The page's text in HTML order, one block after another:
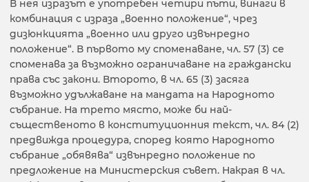
В нея изразът е употребен четири пъти, винаги в
комбинация с израза „военно положение“, чрез
дизюнкцията „военно или друго извънредно
положение“. В първото му споменаване, чл. 57 (3) се
споменава за възможно ограничаване на граждански
права със закони. Второто, в чл. 65 (3) засяга
възможно удължаване на мандата на Народното
събрание. На трето място, може би най-
същественото в конституционния текст, чл. 84 (2)
предвижда процедура, според която Народното
събрание „обявява“ извънредно положение по
предложение на Министерския съвет. Накрая в чл.